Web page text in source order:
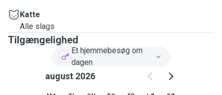
Katte
Alle slags
Tilgængelighed
Et hjemmebesøg om
dagen
august 2026